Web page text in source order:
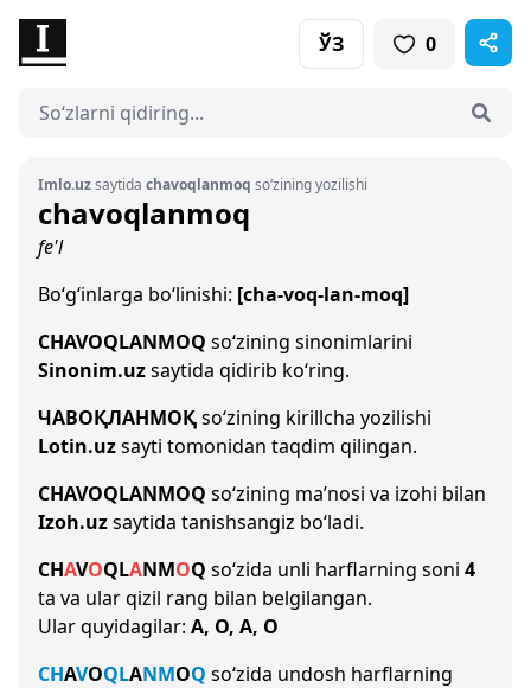
ЎЗ 0
Imlo.uzsaytida chavoqlanmoq so‘zining yozilishi
chavoqlanmoq
fe'l
Bo‘g‘inlarga bo‘linishi: [cha-voq-lan-moq]
CHAVOQLANMOQ so‘zining sinonimlarini
Sinonim.uzsaytida qidirib ko‘ring.
ЧАВОҚЛАНМОҚso‘zining kirillcha yozilishi
Lotin.uzsayti tomonidan taqdim qilingan.
CHAVOQLANMOQ so‘zining ma’nosi va izohi bilan
Izoh.uzsaytida tanishsangiz bo‘ladi.
CHAVOQLANMOQ so‘zida unli harflarning soni 4
ta va ular qizil rang bilan belgilangan.
Ular quyidagilar: A, O, A, O
CHAVOQLANMOQ so‘zida undosh harflarning